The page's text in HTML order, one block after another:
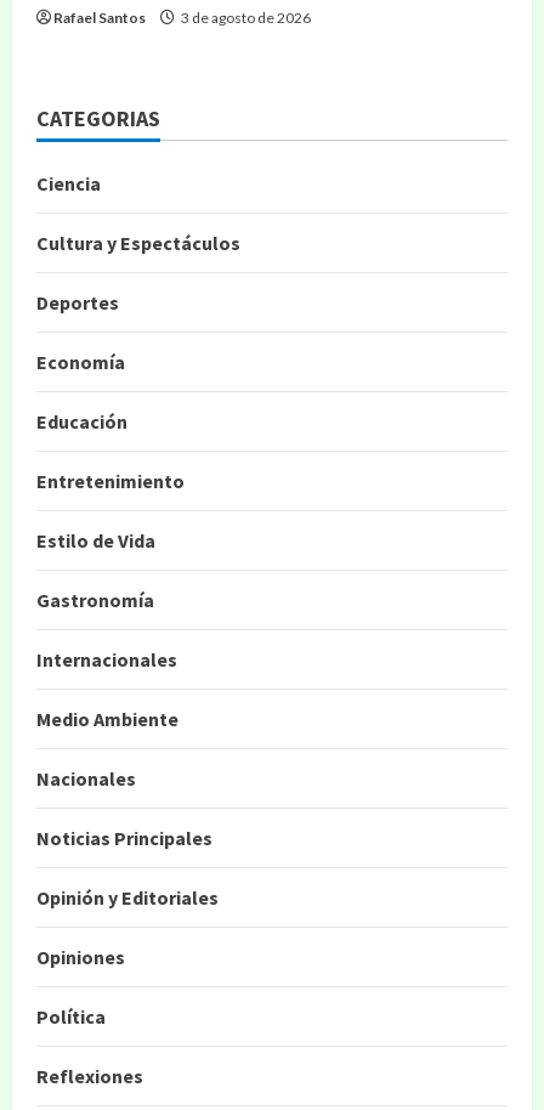
Rafael Santos 3 de agosto de 2026
CATEGORIAS
Ciencia
Cultura y Espectáculos
Deportes
Economía
Educación
Entretenimiento
Estilo de Vida
Gastronomía
Internacionales
Medio Ambiente
Nacionales
Noticias Principales
Opinión y Editoriales
Opiniones
Política
Reflexiones